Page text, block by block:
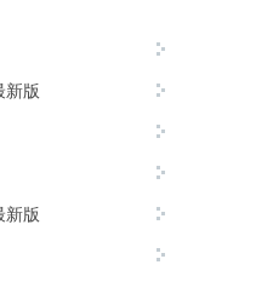
新版
新版